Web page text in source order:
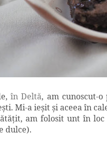
în Deltă, am cunoscut-o
Mi-a ieşit şi aceea în
am folosit unt în
dulce).